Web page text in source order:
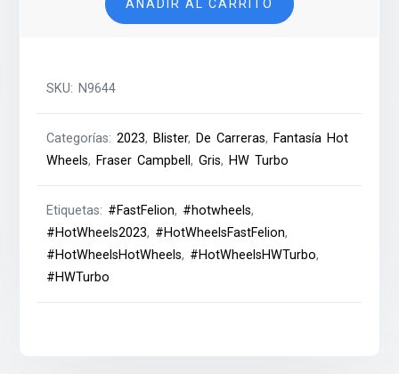
Hot
Wheels
AÑADIR AL CARRITO
SKU: N9644
Categorías:2023, Blister, De Carreras, Fantasía Hot
Wheels, Fraser Campbell,Gris, HW Turbo
Etiquetas: #FastFelion, #hotwheels,
#HotWheels2023, #HotWheelsFastFelion,
#HotWheelsHotWheels, #HotWheelsHWTurbo,
#HWTurbo